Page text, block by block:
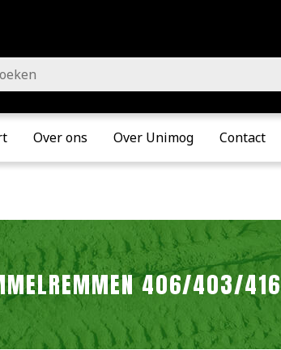
Over ons Over Unimog Contact
406/403/416